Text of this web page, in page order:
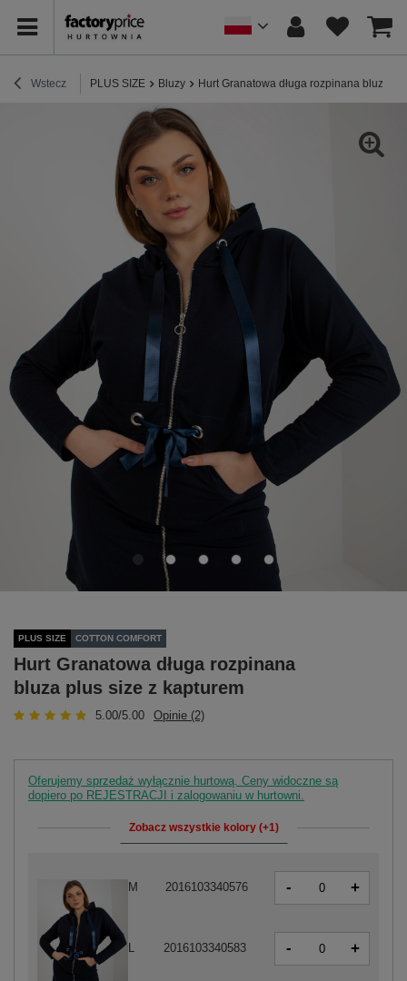
Wstecz PLUS SIZE Bluzy Hurt Granatowa długa rozpinana bluza
PLUS SIZE COTTON COMFORT
Hurt Granatowa długa rozpinana
bluza plus size z kapturem
5.00/5.00 Opinie (2)
Oferujemy sprzedaż wyłącznie hurtową. Ceny widoczne są
dopiero po REJESTRACJI i zalogowaniu w hurtowni.
Zobacz wszystkie kolory (+1)
M 2016103340576 - +
L 2016103340583 - +